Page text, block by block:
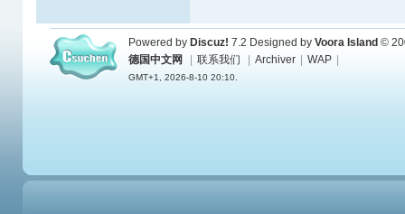
Powered by Discuz! 7.2 Designed by Voora Island ©
德国中文网
联系我们 Archiver WAP
GMT+1, 2026-8-10 20:10.